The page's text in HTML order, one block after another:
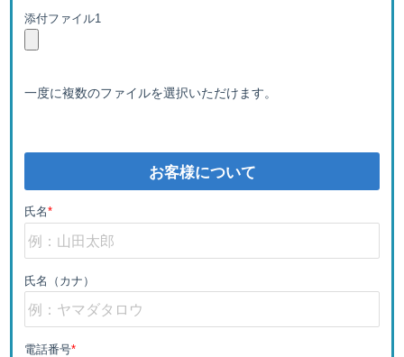
添付ファイル1
一度に複数のファイルを選択いただけます。
お客様について
氏名*
氏名（カナ）
電話番号*